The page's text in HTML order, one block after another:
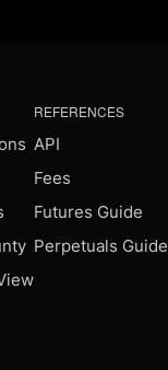
REFERENCES
API
Fees
Futures Guide
Perpetuals Guide